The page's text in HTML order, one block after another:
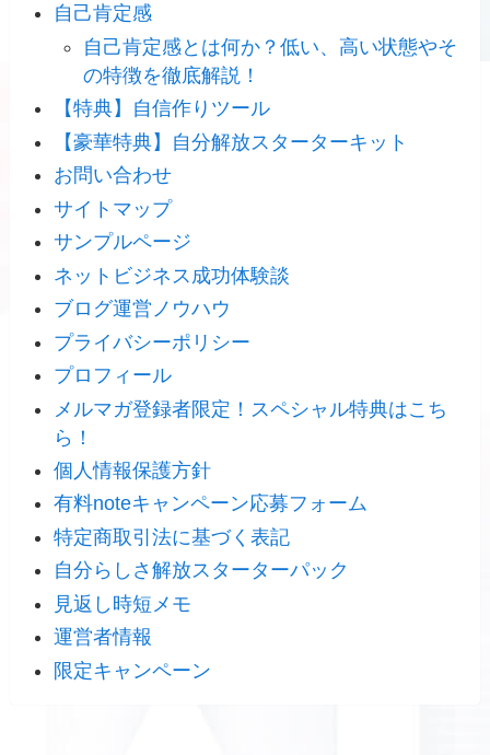
自己肯定感
自己肯定感とは何か？低い、高い状態やそ
の特徴を徹底解説！
【特典】自信作りツール
【豪華特典】自分解放スターターキット
お問い合わせ
サイトマップ
サンプルページ
ネットビジネス成功体験談
ブログ運営ノウハウ
プライバシーポリシー
プロフィール
メルマガ登録者限定！スペシャル特典はこち
ら！
個人情報保護方針
有料noteキャンペーン応募フォーム
特定商取引法に基づく表記
自分らしさ解放スターターパック
見返し時短メモ
運営者情報
限定キャンペーン